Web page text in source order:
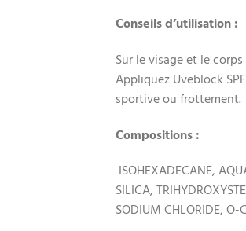
Conseils d’utilisation :
Sur le visage et le corps
Appliquez Uveblock
sportive ou frottement.
Compositions :
ISOHEXADECANE,
SILICA,
SODIUM CHLORIDE,